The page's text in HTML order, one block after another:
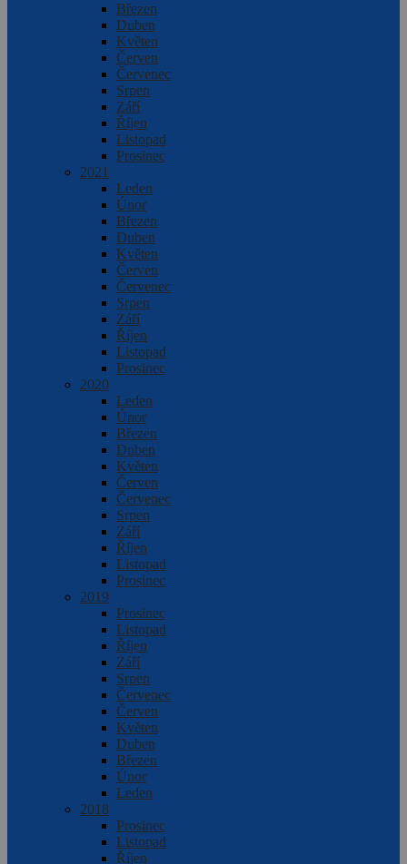
Březen
Duben
Květen
Červen
Červenec
Srpen
Září
Říjen
Listopad
Prosinec
2021
Leden
Únor
Březen
Duben
Květen
Červen
Červenec
Srpen
Září
Říjen
Listopad
Prosinec
2020
Leden
Únor
Březen
Duben
Květen
Červen
Červenec
Srpen
Září
Říjen
Listopad
Prosinec
2019
Prosinec
Listopad
Říjen
Září
Srpen
Červenec
Červen
Květen
Duben
Březen
Únor
Leden
2018
Prosinec
Listopad
Říjen